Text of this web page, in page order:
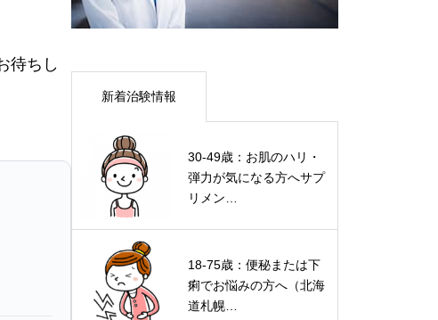
待ちし
新着治験情報
30-49歳：お肌のハリ・
弾力が気になる方へサプ
リメン…
18-75歳：便秘または下
痢でお悩みの方へ（北海
道札幌…